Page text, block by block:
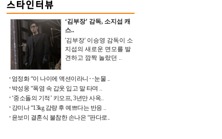
‘김부장’ 감독, 소지섭 캐
스..
'김부장' 이승영 감독이 소
지섭의 새로운 면모를 발
견하고 깜짝 놀랐던 ..
엄정화 “이 나이에 액션이라니‥눈물 ..
박성웅 “폭염 속 갑옷 입고 말 타며 ..
‘중소돌의 기적’ 키오프, 3년만 사옥..
강미나 “13kg 감량 후 예쁘다는 반응 ..
윤보미 결혼식 불참한 손나은 “판다로..